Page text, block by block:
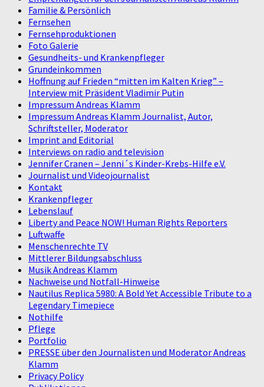
Familie & Persönlich
Fernsehen
Fernsehproduktionen
Foto Galerie
Gesundheits- und Krankenpfleger
Grundeinkommen
Hoffnung auf Frieden “mitten im Kalten Krieg” –
Interview mit Präsident Vladimir Putin
Impressum Andreas Klamm
Impressum Andreas Klamm Journalist, Autor,
Schriftsteller, Moderator
Imprint and Editorial
Interviews on radio and television
Jennifer Cranen – Jenni´s Kinder-Krebs-Hilfe e.V.
Journalist und Videojournalist
Kontakt
Krankenpfleger
Lebenslauf
Liberty and Peace NOW! Human Rights Reporters
Luftwaffe
Menschenrechte TV
Mittlerer Bildungsabschluss
Musik Andreas Klamm
Nachweise und Notfall-Hinweise
Nautilus Replica 5980: A Bold Yet Accessible Tribute to a
Legendary Timepiece
Nothilfe
Pflege
Portfolio
PRESSE über den Journalisten und Moderator Andreas
Klamm
Privacy Policy